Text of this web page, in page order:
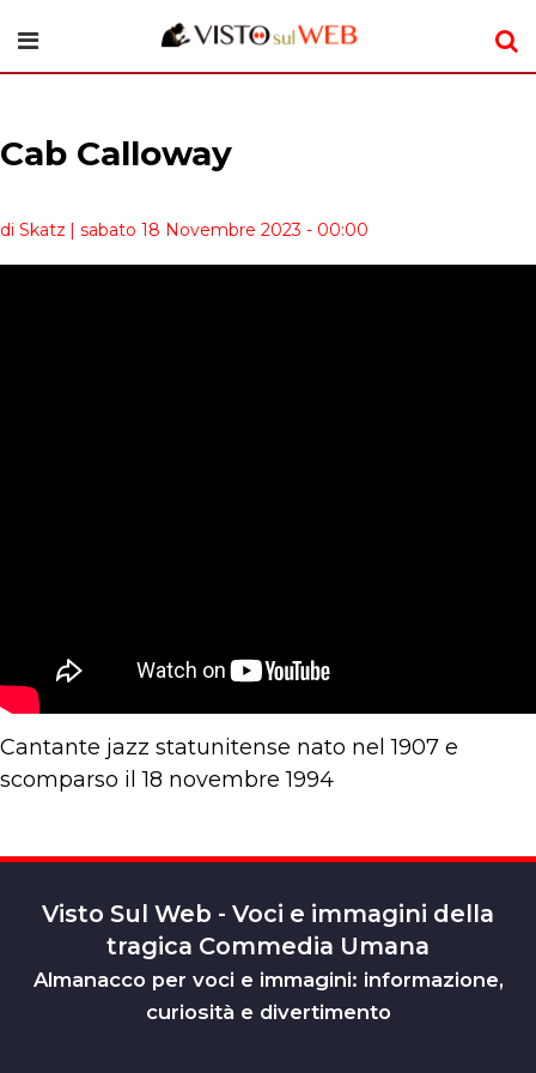
Cab Calloway
di Skatz | sabato 18 Novembre 2023 - 00:00
Cantante jazz statunitense nato nel 1907 e
scomparso il 18 novembre 1994
Visto Sul Web - Voci e immagini della
tragica Commedia Umana
Almanacco per voci e immagini: informazione,
curiosità e divertimento